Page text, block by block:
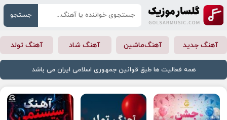
جستجو
آهنگ جدید آهنگ‌ماشین آهنگ شاد آهنگ تولد
همه فعالیت ها طبق قوانین جمهوری اسلامی ایران می باشد